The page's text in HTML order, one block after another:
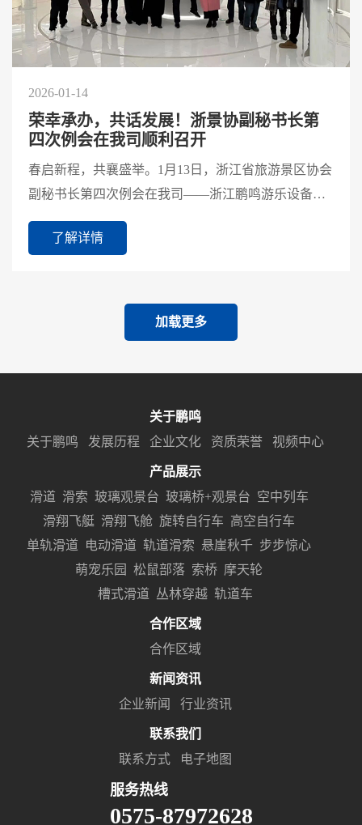
2026-01-14
荣幸承办，共话发展！浙景协副秘书长第
四次例会在我司顺利召开
春启新程，共襄盛举。1月13日，浙江省旅游景区协会
副秘书长第四次例会在我司——浙江鹏鸣游乐设备有
限公司成功召开。本次会议由浙景协副秘书长李虹主
持，浙景协...
了解详情
加载更多
关于鹏鸣
关于鹏鸣
发展历程 企业文化 资质荣誉 视频中心
产品展示
滑道 滑索 玻璃观景台 玻璃桥+观景台 空中列车
滑翔飞艇 滑翔飞舱 旋转自行车 高空自行车
单轨滑道
电动滑道 轨道滑索 悬崖秋千 步步惊心
萌宠乐园
松鼠部落 索桥 摩天轮
槽式滑道 丛林穿越 轨道车
合作区域
合作区域
新闻资讯
企业新闻
行业资讯
联系我们
联系方式
电子地图
服务热线
0575-87972628